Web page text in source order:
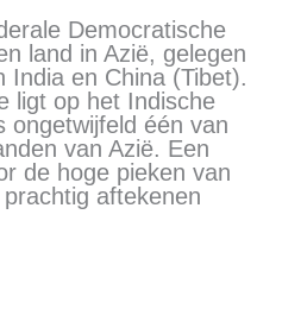
Democratische
land in Azië, gelegen
India en China (Tibet).
ligt op het Indische
ongetwijfeld één van
van Azië. Een
de hoge pieken van
aftekenen